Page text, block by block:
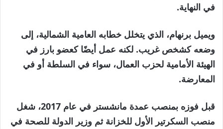
في النهاية.
ويميل برنهام، الذي يتخلل خطابه العامية الشمالية، إلى
وضعه كشخص غريب. لكنه عمل أيضًا كعضو بارز في
الهيئة الأمامية لحزب العمال، سواء في السلطة أو في
المعارضة.
قبل فوزه بمنصب عمدة مانشستر في عام 2017، شغل
منصب السكرتير الأول للخزانة ثم وزير الدولة للصحة في